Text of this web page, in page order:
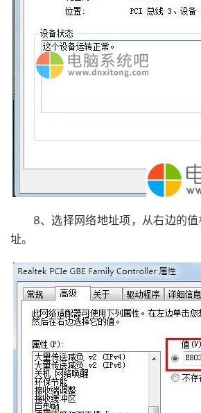
8、选择网络地址项，从右边的值
址。